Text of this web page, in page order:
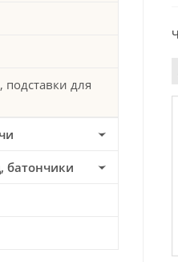
для
батончики